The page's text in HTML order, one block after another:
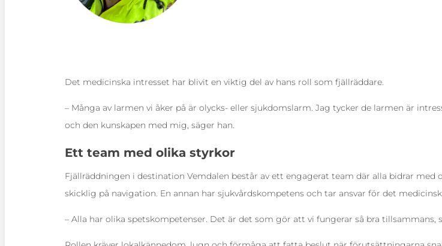
Det medicinska intresset har blivit en viktig del av hans roll som fjällräddare.
– Många av larmen vi åker på är olycks- eller sjukdomslarm. Jag tycker de larmen är
och den kunskapen med mig, säger han.
Ett team med olika styrkor
Fjällräddningen i destination Vemdalen består av ett engagerat team där alla bidrar med
skicklig på navigation. En annan har sjukvårdskompetens och tar ansvar för det
– Alla har olika spetskompetenser. Det är det som gör att vi fungerar så bra tillsammans,